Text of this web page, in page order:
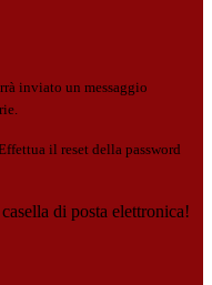
inviato un messaggio
il reset della password
di posta elettronica!